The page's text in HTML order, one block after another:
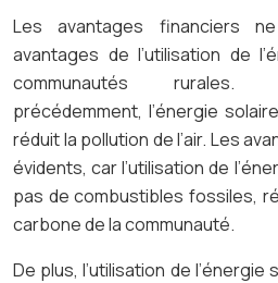
Les avantages financiers
avantages de l’utilisation de
communautés rurales.
précédemment, l’énergie
réduit la pollution de l’air. Les
évidents, car l’utilisation de
pas de combustibles fossiles,
carbone de la communauté.
De plus, l’utilisation de